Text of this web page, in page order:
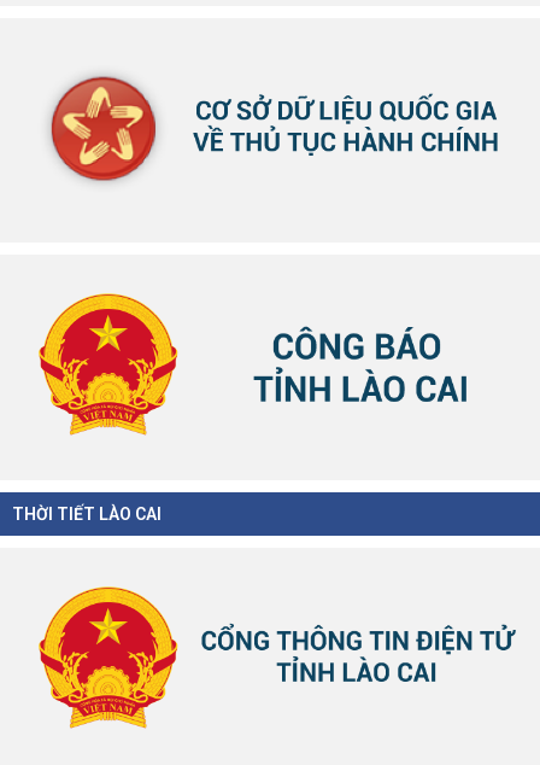
THỜI TIẾT LÀO CAI